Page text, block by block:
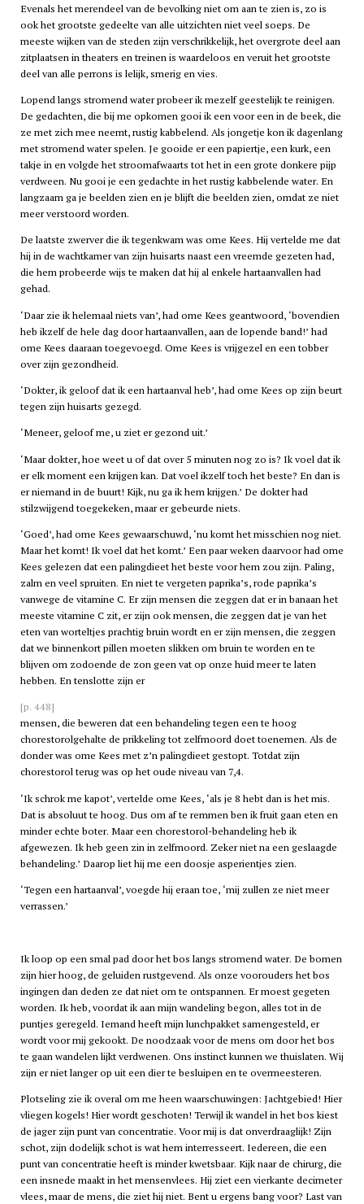
Evenals het merendeel van de bevolking niet om aan te zien is, zo is
ook het grootste gedeelte van alle uitzichten niet veel soeps. De
meeste wijken van de steden zijn verschrikkelijk, het overgrote deel aan
zitplaatsen in theaters en treinen is waardeloos en veruit het grootste
deel van alle perrons is lelijk, smerig en vies.
Lopend langs stromend water probeer ik mezelf geestelijk te reinigen.
De gedachten, die bij me opkomen gooi ik een voor een in de beek, die
ze met zich mee neemt, rustig kabbelend. Als jongetje kon ik dagenlang
met stromend water spelen. Je gooide er een papiertje, een kurk, een
takje in en volgde het stroomafwaarts tot het in een grote donkere pijp
verdween. Nu gooi je een gedachte in het rustig kabbelende water. En
langzaam ga je beelden zien en je blijft die beelden zien, omdat ze niet
meer verstoord worden.
De laatste zwerver die ik tegenkwam was ome Kees. Hij vertelde me dat
hij in de wachtkamer van zijn huisarts naast een vreemde gezeten had,
die hem probeerde wijs te maken dat hij al enkele hartaanvallen had
gehad.
‘Daar zie ik helemaal niets van’, had ome Kees geantwoord, ‘bovendien
heb ikzelf de hele dag door hartaanvallen, aan de lopende band!’ had
ome Kees daaraan toegevoegd. Ome Kees is vrijgezel en een tobber
over zijn gezondheid.
‘Dokter, ik geloof dat ik een hartaanval heb’, had ome Kees op zijn beurt
tegen zijn huisarts gezegd.
‘Meneer, geloof me, u ziet er gezond uit.’
‘Maar dokter, hoe weet u of dat over 5 minuten nog zo is? Ik voel dat ik
er elk moment een krijgen kan. Dat voel ikzelf toch het beste? En dan is
er niemand in de buurt! Kijk, nu ga ik hem krijgen.’ De dokter had
stilzwijgend toegekeken, maar er gebeurde niets.
‘Goed’, had ome Kees gewaarschuwd, ‘nu komt het misschien nog niet.
Maar het komt! Ik voel dat het komt.’ Een paar weken daarvoor had ome
Kees gelezen dat een palingdieet het beste voor hem zou zijn. Paling,
zalm en veel spruiten. En niet te vergeten paprika’s, rode paprika’s
vanwege de vitamine C. Er zijn mensen die zeggen dat er in banaan het
meeste vitamine C zit, er zijn ook mensen, die zeggen dat je van het
eten van worteltjes prachtig bruin wordt en er zijn mensen, die zeggen
dat we binnenkort pillen moeten slikken om bruin te worden en te
blijven om zodoende de zon geen vat op onze huid meer te laten
hebben. En tenslotte zijn er
[p. 448]
mensen, die beweren dat een behandeling tegen een te hoog
chorestorolgehalte de prikkeling tot zelfmoord doet toenemen. Als de
donder was ome Kees met z’n palingdieet gestopt. Totdat zijn
chorestorol terug was op het oude niveau van 7,4.
‘Ik schrok me kapot’, vertelde ome Kees, ‘als je 8 hebt dan is het mis.
Dat is absoluut te hoog. Dus om af te remmen ben ik fruit gaan eten en
minder echte boter. Maar een chorestorol-behandeling heb ik
afgewezen. Ik heb geen zin in zelfmoord. Zeker niet na een geslaagde
behandeling.’ Daarop liet hij me een doosje asperientjes zien.
‘Tegen een hartaanval’, voegde hij eraan toe, ‘mij zullen ze niet meer
verrassen.’
Ik loop op een smal pad door het bos langs stromend water. De bomen
zijn hier hoog, de geluiden rustgevend. Als onze voorouders het bos
ingingen dan deden ze dat niet om te ontspannen. Er moest gegeten
worden. Ik heb, voordat ik aan mijn wandeling begon, alles tot in de
puntjes geregeld. Iemand heeft mijn lunchpakket samengesteld, er
wordt voor mij gekookt. De noodzaak voor de mens om door het bos
te gaan wandelen lijkt verdwenen. Ons instinct kunnen we thuislaten. Wij
zijn er niet langer op uit een dier te besluipen en te overmeesteren.
Plotseling zie ik overal om me heen waarschuwingen: Jachtgebied! Hier
vliegen kogels! Hier wordt geschoten! Terwijl ik wandel in het bos kiest
de jager zijn punt van concentratie. Voor mij is dat onverdraaglijk! Zijn
schot, zijn dodelijk schot is wat hem interresseert. Iedereen, die een
punt van concentratie heeft is minder kwetsbaar. Kijk naar de chirurg, die
een insnede maakt in het mensenvlees. Hij ziet een vierkante decimeter
vlees, maar de mens, die ziet hij niet. Bent u ergens bang voor? Last van